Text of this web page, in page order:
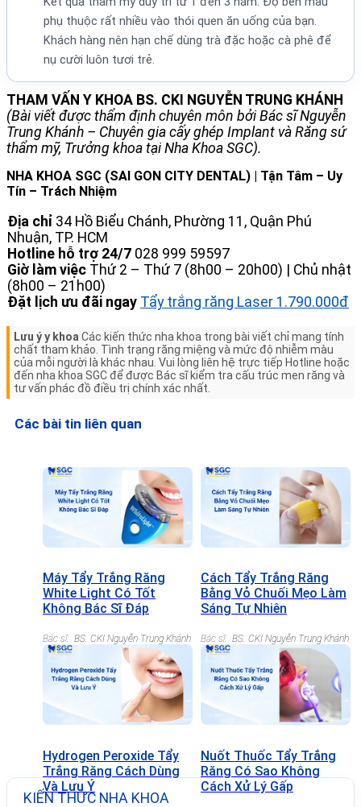
phụ thuộc rất nhiều vào thói quen ăn uống của bạn.
Khách hàng nên hạn chế dùng trà đặc hoặc cà phê để
nụ cười luôn tươi trẻ.
THAM VẤN Y KHOA BS. CKI NGUYỄN TRUNG KHÁNH
(Bài viết được thẩm định chuyên môn bởi Bác sĩ Nguyễn
Trung Khánh – Chuyên gia cấy ghép Implant và Răng sứ
thẩm mỹ, Trưởng khoa tại Nha Khoa SGC).
NHA KHOA SGC (SAI GON CITY DENTAL) | Tận Tâm – Uy
Tín – Trách Nhiệm
Địa chỉ 34 Hồ Biểu Chánh, Phường 11, Quận Phú
Nhuận, TP. HCM
Hotline hỗ trợ 24/7 028 999 59597
Giờ làm việc Thứ 2 – Thứ 7 (8h00 – 20h00) | Chủ nhật
(8h00 – 21h00)
Đặt lịch ưu đãi ngay Tẩy trắng răng Laser 1.790.000đ
Lưu ý y khoa Các kiến thức nha khoa trong bài viết chỉ mang tính
chất tham khảo. Tình trạng răng miệng và mức độ nhiễm màu
của mỗi người là khác nhau. Vui lòng liên hệ trực tiếp Hotline hoặc
đến nha khoa SGC để được Bác sĩ kiểm tra cấu trúc men răng và
tư vấn phác đồ điều trị chính xác nhất.
Các bài tin liên quan
Máy Tẩy Trắng Răng
White Light Có Tốt
Không Bác Sĩ Đáp
Bác sĩ: BS. CKI Nguyễn Trung Khánh
Cách Tẩy Trắng Răng
Bằng Vỏ Chuối Mẹo Làm
Sáng Tự Nhiên
Bác sĩ: BS. CKI Nguyễn Trung Khánh
Hydrogen Peroxide Tẩy
Trắng Răng Cách Dùng
Và Lưu Ý
Nuốt Thuốc Tẩy Trắng
Răng Có Sao Không
Cách Xử Lý Gấp
KIẾN THỨC NHA KHOA